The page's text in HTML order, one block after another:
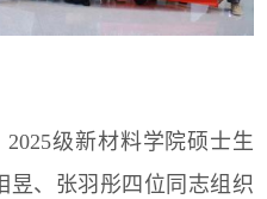
2025级新材料学院硕士生
昱、张羽彤四位同志组织